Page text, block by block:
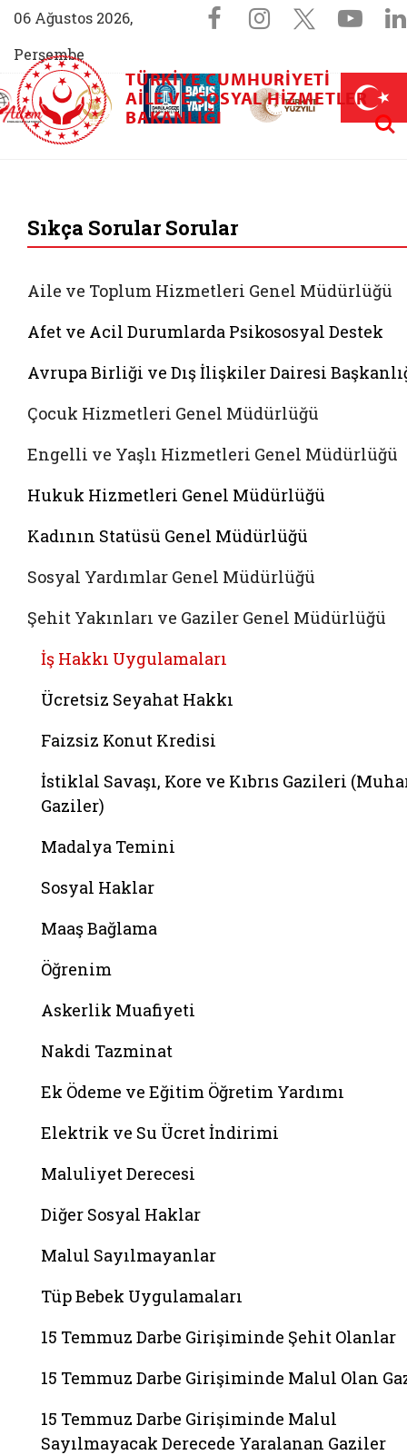
06 Ağustos 2026,
Perşembe
Sosyal
Facebook
Instagram
X
Aile (yeni sekmede açılır)
AİLEM İletişim Merkezi (yeni sekmede açılır)
Aile ve Nüfus On Yılı (yeni sekmede açılır)
Darülaceze bağış sayfası (yeni
TÜRKIYE CUMHURIYETI
AILE VE SOSYAL HIZMETLER
BAKANLIĞI
Sıkça Sorular Sorular
Aile ve Toplum Hizmetleri Genel Müdürlüğü
Afet ve Acil Durumlarda Psikososyal Destek
Avrupa Birliği ve Dış İlişkiler Dairesi
Çocuk Hizmetleri Genel Müdürlüğü
Engelli ve Yaşlı Hizmetleri Genel Müdürlüğü
Hukuk Hizmetleri Genel Müdürlüğü
Kadının Statüsü Genel Müdürlüğü
Sosyal Yardımlar Genel Müdürlüğü
Şehit Yakınları ve Gaziler Genel Müdürlüğü
İş Hakkı Uygulamaları
Ücretsiz Seyahat Hakkı
Faizsiz Konut Kredisi
İstiklal Savaşı, Kore ve Kıbrıs Gazileri
Gaziler)
Madalya Temini
Sosyal Haklar
Maaş Bağlama
Öğrenim
Askerlik Muafiyeti
Nakdi Tazminat
Ek Ödeme ve Eğitim Öğretim Yardımı
Elektrik ve Su Ücret İndirimi
Maluliyet Derecesi
Diğer Sosyal Haklar
Malul Sayılmayanlar
Tüp Bebek Uygulamaları
15 Temmuz Darbe Girişiminde Şehit Olanlar
15 Temmuz Darbe Girişiminde Malul Olan
15 Temmuz Darbe Girişiminde Malul
Sayılmayacak Derecede Yaralanan Gaziler